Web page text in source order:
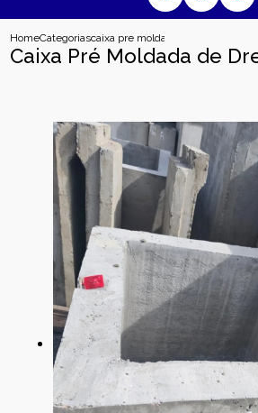
HomeCategoriascaixa pre moldada de drenagem
Caixa Pré Moldada de